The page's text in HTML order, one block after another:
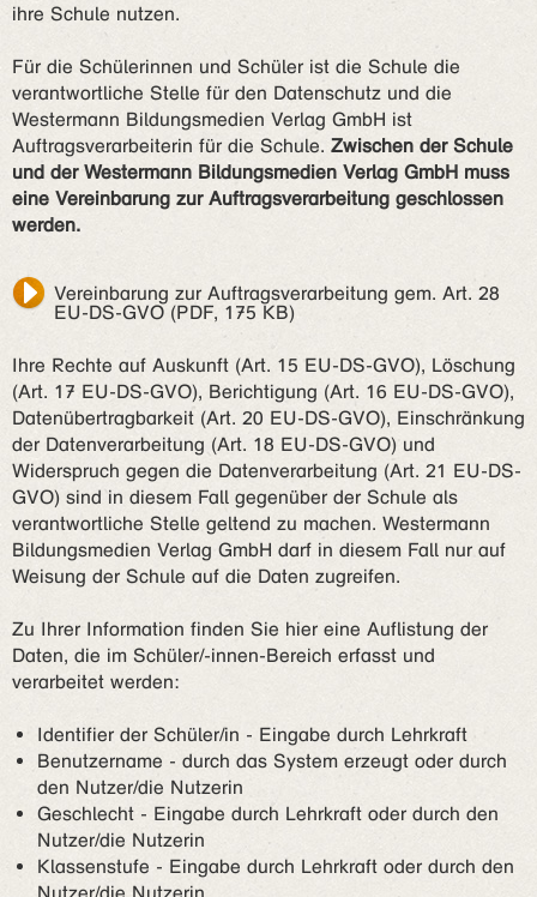
ihre Schule nutzen.
Für die Schülerinnen und Schüler ist die Schule die
verantwortliche Stelle für den Datenschutz und die
Westermann Bildungsmedien Verlag GmbH ist
Auftragsverarbeiterin für die Schule. Zwischen der Schule
und der Westermann Bildungsmedien Verlag GmbH muss
eine Vereinbarung zur Auftragsverarbeitung geschlossen
werden.
Vereinbarung zur Auftragsverarbeitung gem. Art. 28
EU-DS-GVO (PDF, 175 KB)
Ihre Rechte auf Auskunft (Art. 15 EU-DS-GVO), Löschung
(Art. 17 EU-DS-GVO), Berichtigung (Art. 16 EU-DS-GVO),
Datenübertragbarkeit (Art. 20 EU-DS-GVO), Einschränkung
der Datenverarbeitung (Art. 18 EU-DS-GVO) und
Widerspruch gegen die Datenverarbeitung (Art. 21 EU-DS-
GVO) sind in diesem Fall gegenüber der Schule als
verantwortliche Stelle geltend zu machen. Westermann
Bildungsmedien Verlag GmbH darf in diesem Fall nur auf
Weisung der Schule auf die Daten zugreifen.
Zu Ihrer Information finden Sie hier eine Auflistung der
Daten, die im Schüler/-innen-Bereich erfasst und
verarbeitet werden:
Identifier der Schüler/in - Eingabe durch Lehrkraft
Benutzername - durch das System erzeugt oder durch
den Nutzer/die Nutzerin
Geschlecht - Eingabe durch Lehrkraft oder durch den
Nutzer/die Nutzerin
Klassenstufe - Eingabe durch Lehrkraft oder durch den